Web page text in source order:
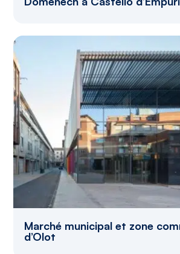
Marché municipal et zone
d’Olot